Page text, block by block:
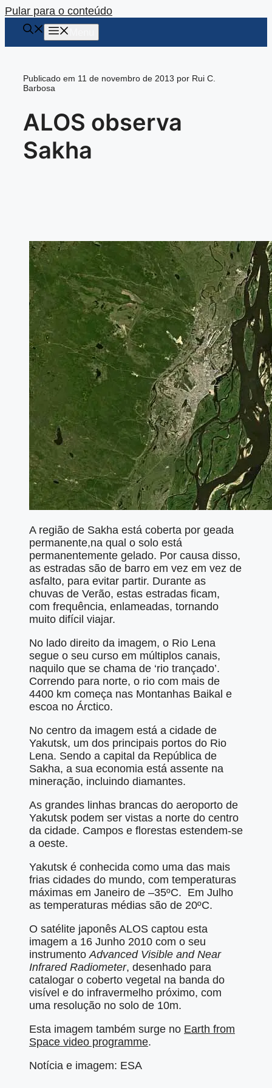
Pular para o conteúdo
Publicado em 11 de novembro de 2013 por Rui C.
Barbosa
ALOS observa
Sakha
A região de Sakha está coberta por geada
permanente,na qual o solo está
permanentemente gelado. Por causa disso,
as estradas são de barro em vez em vez de
asfalto, para evitar partir. Durante as
chuvas de Verão, estas estradas ficam,
com frequência, enlameadas, tornando
muito difícil viajar.
No lado direito da imagem, o Rio Lena
segue o seu curso em múltiplos canais,
naquilo que se chama de ‘rio trançado’.
Correndo para norte, o rio com mais de
4400 km começa nas Montanhas Baikal e
escoa no Árctico.
No centro da imagem está a cidade de
Yakutsk, um dos principais portos do Rio
Lena. Sendo a capital da República de
Sakha, a sua economia está assente na
mineração, incluindo diamantes.
As grandes linhas brancas do aeroporto de
Yakutsk podem ser vistas a norte do centro
da cidade. Campos e florestas estendem-se
a oeste.
Yakutsk é conhecida como uma das mais
frias cidades do mundo, com temperaturas
máximas em Janeiro de –35ºC. Em Julho
as temperaturas médias são de 20ºC.
O satélite japonês ALOS captou esta
imagem a 16 Junho 2010 com o seu
instrumentoAdvanced Visible and Near
Infrared Radiometer, desenhado para
catalogar o coberto vegetal na banda do
visível e do infravermelho próximo, com
uma resolução no solo de 10m.
Esta imagem também surge no Earth from
Space video programme.
Notícia e imagem: ESA